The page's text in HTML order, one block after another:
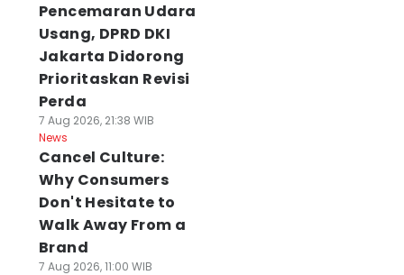
Pencemaran Udara
Usang, DPRD DKI
Jakarta Didorong
Prioritaskan Revisi
Perda
7 Aug 2026, 21:38 WIB
News
Cancel Culture:
Why Consumers
Don't Hesitate to
Walk Away From a
Brand
7 Aug 2026, 11:00 WIB